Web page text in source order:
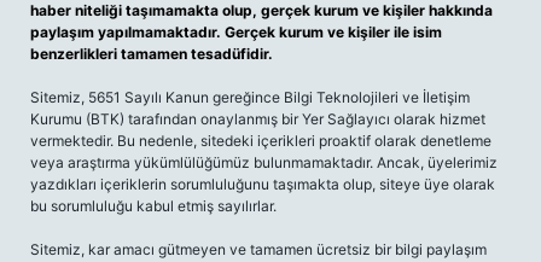
haber niteliği taşımamakta olup, gerçek kurum ve kişiler hakkında
paylaşım yapılmamaktadır. Gerçek kurum ve kişiler ile isim
benzerlikleri tamamen tesadüfidir.
Sitemiz, 5651 Sayılı Kanun gereğince Bilgi Teknolojileri ve İletişim
Kurumu (BTK) tarafından onaylanmış bir Yer Sağlayıcı olarak hizmet
vermektedir. Bu nedenle, sitedeki içerikleri proaktif olarak denetleme
veya araştırma yükümlülüğümüz bulunmamaktadır. Ancak, üyelerimiz
yazdıkları içeriklerin sorumluluğunu taşımakta olup, siteye üye olarak
bu sorumluluğu kabul etmiş sayılırlar.
Sitemiz, kar amacı gütmeyen ve tamamen ücretsiz bir bilgi paylaşım